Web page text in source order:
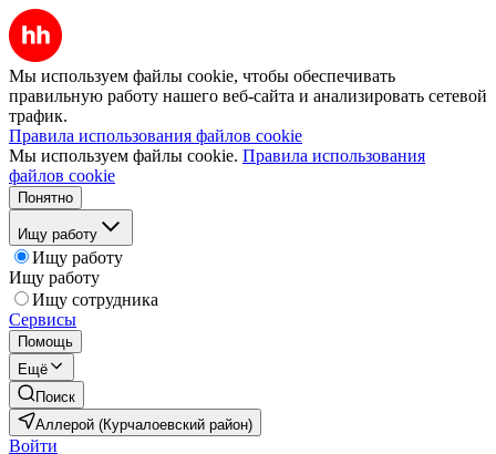
Мы используем файлы cookie, чтобы обеспечивать
правильную работу нашего веб-сайта и анализировать сетевой
трафик.
Правила использования файлов cookie
Мы используем файлы cookie. Правила использования
файлов cookie
Понятно
Ищу работу
Ищу работу
Ищу работу
Ищу сотрудника
Сервисы
Помощь
Ещё
Поиск
Аллерой (Курчалоевский район)
Войти